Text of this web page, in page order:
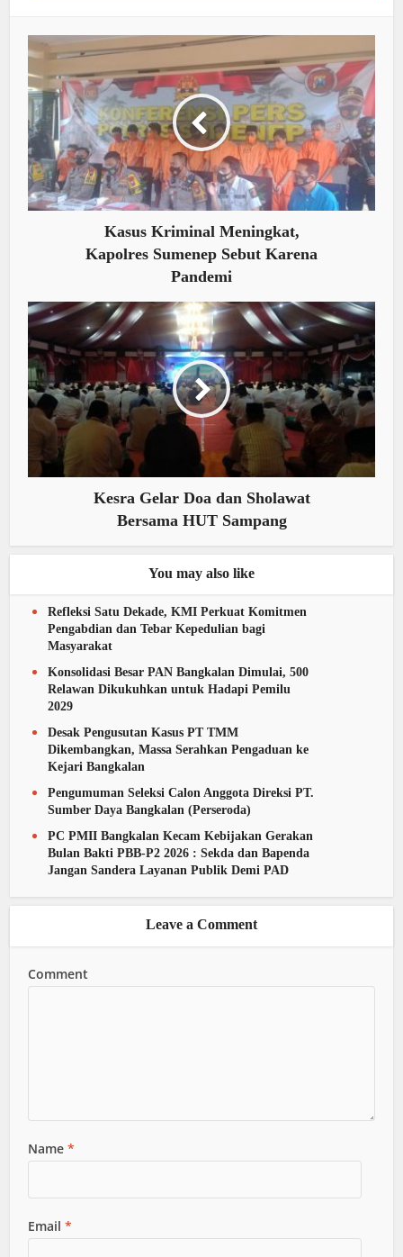
Kasus Kriminal Meningkat,
Kapolres Sumenep Sebut Karena
Pandemi
Kesra Gelar Doa dan Sholawat
Bersama HUT Sampang
You may also like
Refleksi Satu Dekade, KMI Perkuat Komitmen
Pengabdian dan Tebar Kepedulian bagi
Masyarakat
Konsolidasi Besar PAN Bangkalan Dimulai, 500
Relawan Dikukuhkan untuk Hadapi Pemilu
2029
Desak Pengusutan Kasus PT TMM
Dikembangkan, Massa Serahkan Pengaduan ke
Kejari Bangkalan
Pengumuman Seleksi Calon Anggota Direksi PT.
Sumber Daya Bangkalan (Perseroda)
PC PMII Bangkalan Kecam Kebijakan Gerakan
Bulan Bakti PBB-P2 2026 : Sekda dan Bapenda
Jangan Sandera Layanan Publik Demi PAD
Leave a Comment
Comment
Name*
Email*